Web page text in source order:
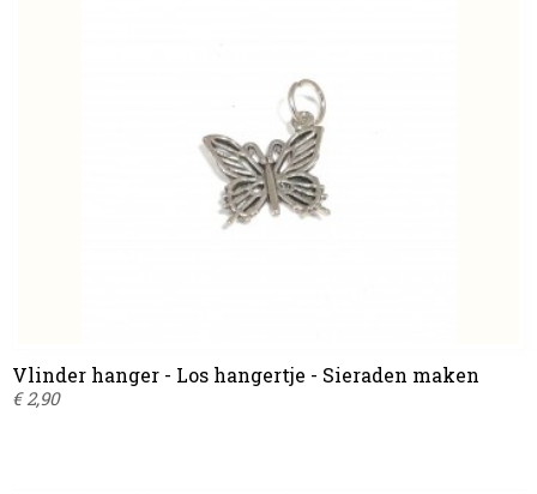
Vlinder hanger - Los hangertje - Sieraden maken
€ 2,90